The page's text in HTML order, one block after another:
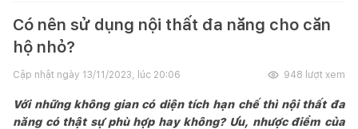
Có nên sử dụng nội thất đa năng cho căn
hộ nhỏ?
Cập nhật ngày 13/11/2023, lúc 20:06 948 lượt xem
Với những không gian có diện tích hạn chế thì nội thất đa
năng có thật sự phù hợp hay không? Ưu, nhược điểm của